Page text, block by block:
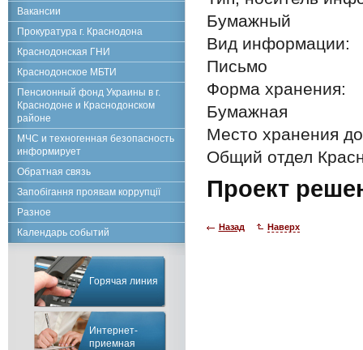
Бумажный
Вид информации:
Письмо
Форма хранения:
Бумажная
Место хранения
Общий отдел
Проект
Назад Наверх
Вакансии
Прокуратура г. Краснодона
Краснодонская ГНИ
Краснодонское МБТИ
Пенсионный фонд Украины в г.
Краснодоне и Краснодонском
районе
МЧС и техногенная безопасность
информирует
Обратная связь
Запобігання проявам коррупції
Разное
Календарь событий
Горячая линия
Интернет-
приемная